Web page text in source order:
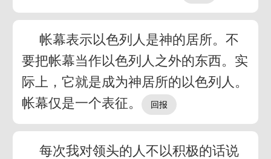
帐幕表示以色列人是神的居所。不
要把帐幕当作以色列人之外的东西。实
际上，它就是成为神居所的以色列人。
帐幕仅是一个表征。
每次我对领头的人不以积极的话说